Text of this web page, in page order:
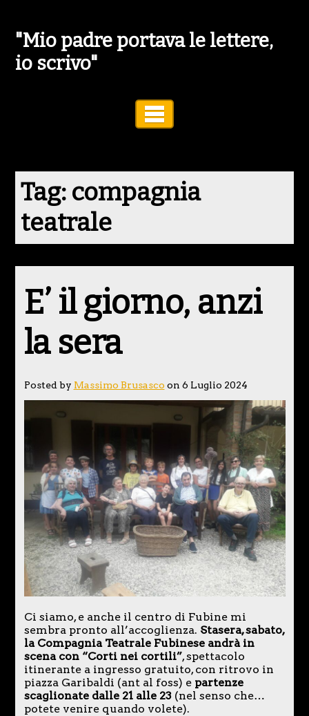
"Mio padre portava le lettere,
io scrivo"
Tag: compagnia
teatrale
E’ il giorno, anzi
la sera
Posted by Massimo Brusasco on 6 Luglio 2024
Ci siamo, e anche il centro di Fubine mi
sembra pronto all’accoglienza. Stasera, sabato,
la Compagnia Teatrale Fubinese andrà in
scena con “Corti nei cortili”, spettacolo
itinerante a ingresso gratuito, con ritrovo in
piazza Garibaldi (ant al foss) e partenze
scaglionate dalle 21 alle 23(nel senso che…
potete venire quando volete).